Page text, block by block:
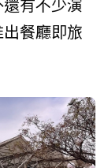
有不少演
餐廳即旅